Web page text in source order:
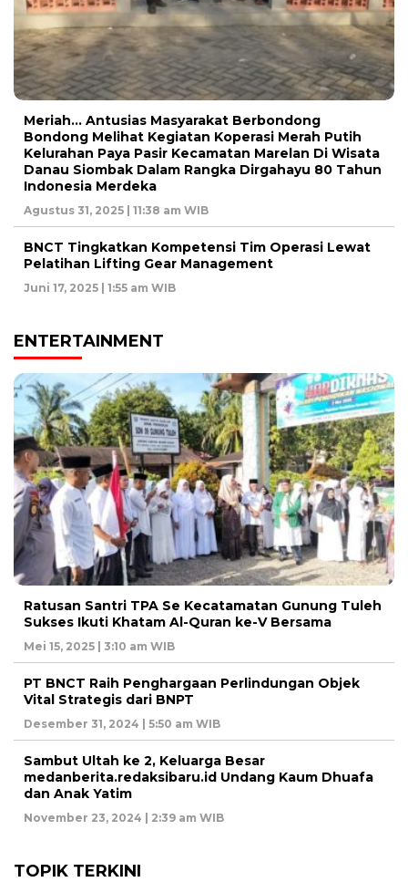
Meriah… Antusias Masyarakat Berbondong
Bondong Melihat Kegiatan Koperasi Merah Putih
Kelurahan Paya Pasir Kecamatan Marelan Di Wisata
Danau Siombak Dalam Rangka Dirgahayu 80 Tahun
Indonesia Merdeka
Agustus 31, 2025 | 11:38 am WIB
BNCT Tingkatkan Kompetensi Tim Operasi Lewat
Pelatihan Lifting Gear Management
Juni 17, 2025 | 1:55 am WIB
ENTERTAINMENT
Ratusan Santri TPA Se Kecatamatan Gunung Tuleh
Sukses Ikuti Khatam Al-Quran ke-V Bersama
Mei 15, 2025 | 3:10 am WIB
PT BNCT Raih Penghargaan Perlindungan Objek
Vital Strategis dari BNPT
Desember 31, 2024 | 5:50 am WIB
Sambut Ultah ke 2, Keluarga Besar
medanberita.redaksibaru.id Undang Kaum Dhuafa
dan Anak Yatim
November 23, 2024 | 2:39 am WIB
TOPIK TERKINI